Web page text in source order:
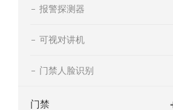
报警探测器
可视对讲机
门禁人脸识别
门禁